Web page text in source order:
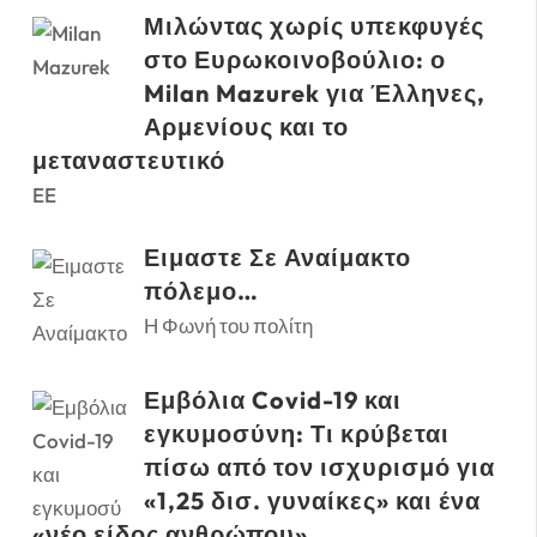
Μιλώντας χωρίς υπεκφυγές
στο Ευρωκοινοβούλιο: ο
Milan Mazurek για Έλληνες,
Αρμενίους και το
μεταναστευτικό
EE
Ειμαστε Σε Αναίμακτο
πόλεμο…
Η Φωνή του πολίτη
Εμβόλια Covid-19 και
εγκυμοσύνη: Τι κρύβεται
πίσω από τον ισχυρισμό για
«1,25 δισ. γυναίκες» και ένα